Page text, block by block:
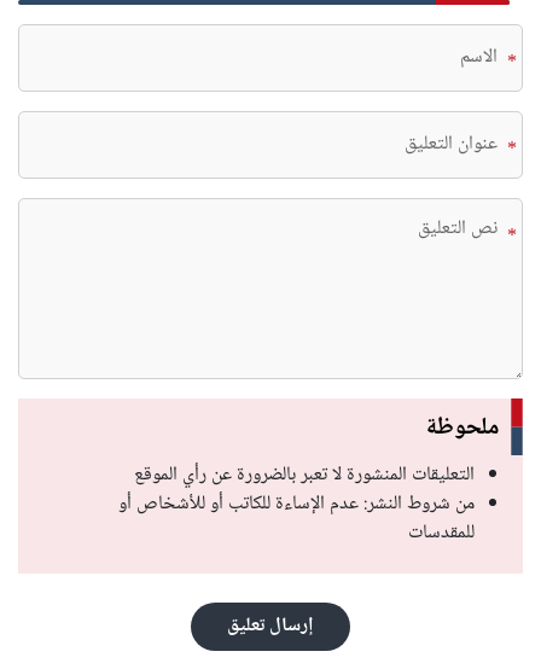
*
*
*
ملحوظة
التعليقات المنشورة لا تعبر بالضرورة عن رأي الموقع
من شروط النشر: عدم الإساءة للكاتب أو للأشخاص أو
للمقدسات
إرسال تعليق